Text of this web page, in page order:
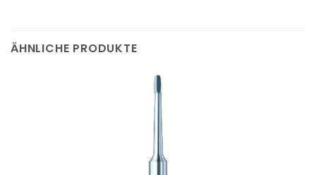
ÄHNLICHE PRODUKTE